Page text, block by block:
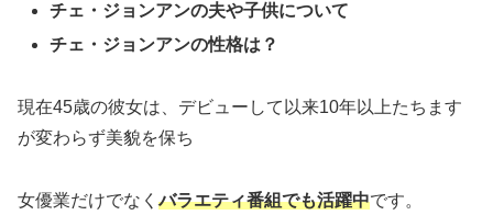
チェ・ジョンアンの夫や子供について
チェ・ジョンアンの性格は？
現在45歳の彼女は、デビューして以来10年以上たちます
が変わらず美貌を保ち
女優業だけでなくバラエティ番組でも活躍中です。